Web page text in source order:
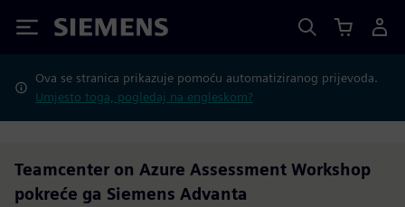
Siemens
Ova se stranica prikazuje pomoću automatiziranog prijevoda.
Umjesto toga, pogledaj na engleskom?
Teamcenter on Azure Assessment Workshop
pokreće ga Siemens Advanta